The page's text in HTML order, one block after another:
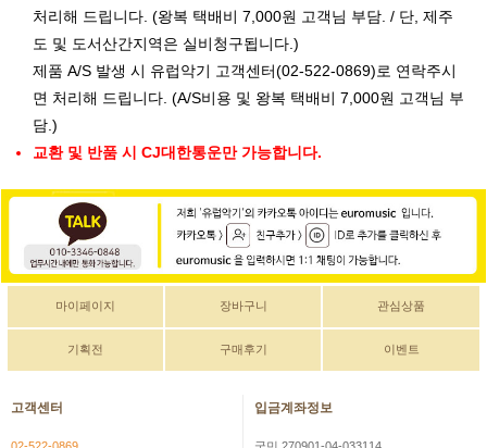
처리해 드립니다. (왕복 택배비 7,000원 고객님 부담. / 단, 제주
도 및 도서산간지역은 실비청구됩니다.)
제품 A/S 발생 시 유럽악기 고객센터(02-522-0869)로 연락주시
면 처리해 드립니다. (A/S비용 및 왕복 택배비 7,000원 고객님 부
담.)
교환 및 반품 시 CJ대한통운만 가능합니다.
마이페이지 장바구니 관심상품
기획전 구매후기 이벤트
고객센터 입금계좌정보